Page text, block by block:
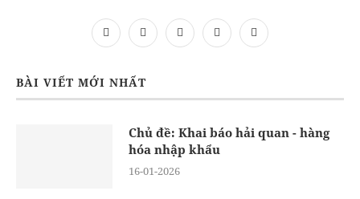
BÀI VIẾT MỚI NHẤT
Chủ đề: Khai báo hải quan - hàng
hóa nhập khẩu
16-01-2026